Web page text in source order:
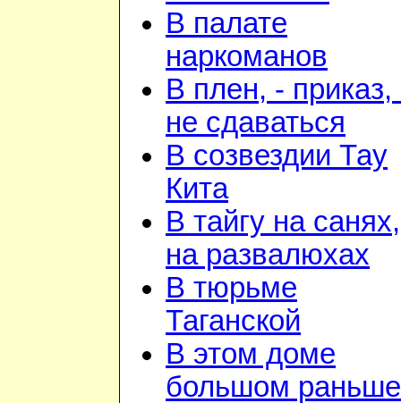
В палате
наркоманов
В плен, - приказ,
не сдаваться
В созвездии Тау
Кита
В тайгу на санях,
на развалюхах
В тюрьме
Таганской
В этом доме
большом раньше